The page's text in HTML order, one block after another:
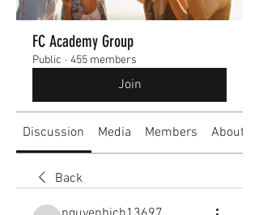
FC Academy Group
Public · 455 members
Join
Discussion Media Members About
Back